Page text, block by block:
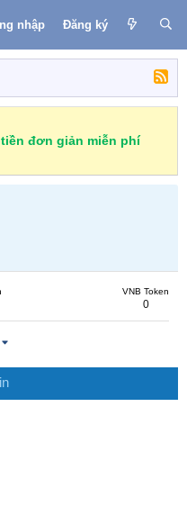
nhập Đăng ký
đơn giản miễn phí
VNB Token
0